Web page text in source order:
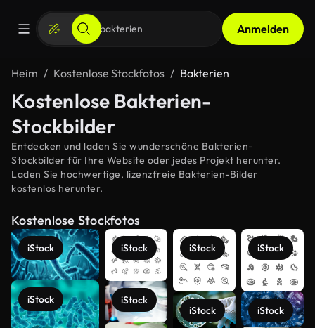
Anmelden
Heim Kostenlose Stockfotos Bakterien
Kostenlose Bakterien-
Stockbilder
Entdecken und laden Sie wunderschöne Bakterien-
Stockbilder für Ihre Website oder jedes Projekt herunter.
Laden Sie hochwertige, lizenzfreie Bakterien-Bilder
kostenlos herunter.
Kostenlose Stockfotos
iStock
iStock
iStock
iStock
iStock
iStock
iStock
iStock